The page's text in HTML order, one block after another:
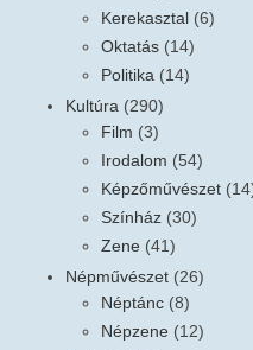
Kerekasztal (6)
Oktatás (14)
Politika (14)
Kultúra (290)
Film (3)
Irodalom (54)
Képzőművészet
Színház (30)
Zene (41)
Népművészet (26)
Néptánc (8)
Népzene (12)